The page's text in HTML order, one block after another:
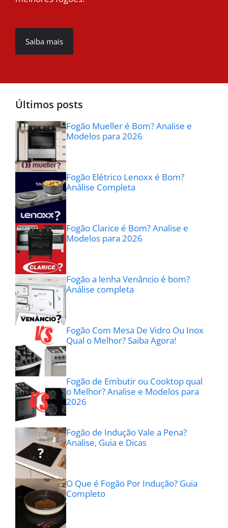
Saiba mais
Últimos posts
Fogão Mueller é Bom? Analise e
Modelos para 2026
Fogão Elétrico Lenoxx é Bom?
Análise Completa
Fogão Clarice é Bom? Analise e
Modelos para 2026
Fogão a lenha Venâncio é bom?
Análise completa
Fogão Com Mesa De Vidro Ou Inox
Qual o Melhor? Saiba Agora!
Fogão de Embutir ou Cooktop qual
o Melhor? Analise e Modelos para
2026
Fogão de Indução Vale a Pena?
Analise, Guia e Dicas
O Que é Fogão Por Indução? Guia
Completo